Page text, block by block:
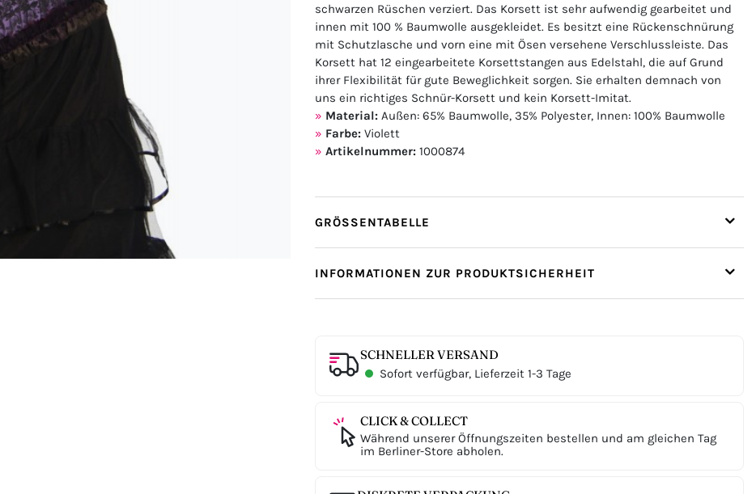
schwarzen Rüschen verziert. Das Korsett ist sehr aufwendig gearbeitet und
innen mit 100 % Baumwolle ausgekleidet. Es besitzt eine Rückenschnürung
mit Schutzlasche und vorn eine mit Ösen versehene Verschlussleiste. Das
Korsett hat 12 eingearbeitete Korsettstangen aus Edelstahl, die auf Grund
ihrer Flexibilität für gute Beweglichkeit sorgen. Sie erhalten demnach von
uns ein richtiges Schnür-Korsett und kein Korsett-Imitat.
Material: Außen: 65% Baumwolle, 35% Polyester, Innen: 100% Baumwolle
Farbe: Violett
Artikelnummer: 1000874
GRÖSSENTABELLE
INFORMATIONEN ZUR PRODUKTSICHERHEIT
SCHNELLER VERSAND
Sofort verfügbar, Lieferzeit 1-3 Tage
CLICK & COLLECT
Während unserer Öffnungszeiten bestellen und am gleichen Tag
im Berliner-Store abholen.